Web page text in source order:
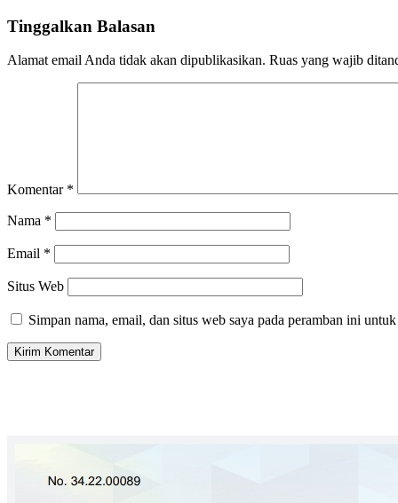
Tinggalkan Balasan
Alamat email Anda tidak akan dipublikasikan. Ruas yang wajib
Komentar *
Nama *
Email *
Situs Web
Simpan nama, email, dan situs web saya pada peramban ini